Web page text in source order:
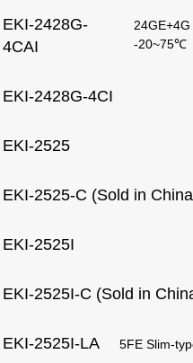
EKI-2428G-
4CAI
-20~75℃
EKI-2428G-4CI
EKI-2525
EKI-2525-C (Sold in
EKI-2525I
EKI-2525I-C (Sold in
EKI-2525I-LA 5FE Slim-